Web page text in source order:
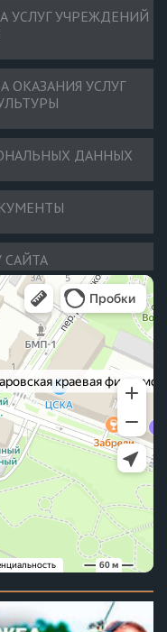
УСЛУГ УЧРЕЖДЕНИЙ
ОКАЗАНИЯ УСЛУГ
ДАННЫХ
САЙТА